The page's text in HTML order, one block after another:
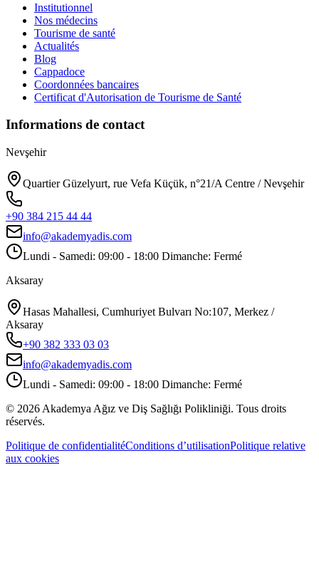
Institutionnel
Nos médecins
Tourisme de santé
Actualités
Blog
Cappadoce
Coordonnées bancaires
Certificat d'Autorisation de Tourisme de Santé
Informations de contact
Nevşehir
Quartier Güzelyurt, rue Vefa Küçük, n°21/A Centre / Nevşehir
+90 384 215 44 44
info@akademyadis.com
Lundi - Samedi: 09:00 - 18:00 Dimanche: Fermé
Aksaray
Hasas Mahallesi, Cumhuriyet Bulvarı No:107, Merkez /
Aksaray
+90 382 333 03 03
info@akademyadis.com
Lundi - Samedi: 09:00 - 18:00 Dimanche: Fermé
© 2026 Akademya Ağız ve Diş Sağlığı Polikliniği. Tous droits
réservés.
Politique de confidentialitéConditions d’utilisationPolitique relative
aux cookies